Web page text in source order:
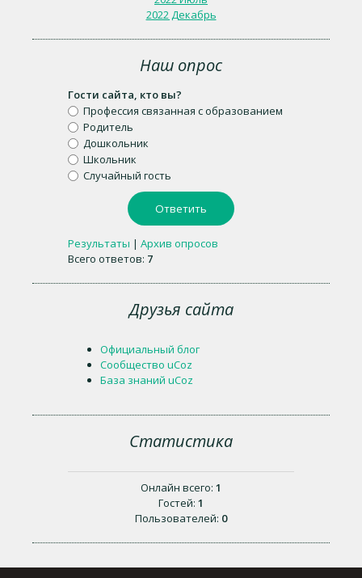
2022 Декабрь
Наш опрос
Гости сайта, кто вы?
Профессия связанная с образованием
Родитель
Дошкольник
Школьник
Случайный гость
Результаты | Архив опросов
Всего ответов: 7
Друзья сайта
Официальный блог
Сообщество uCoz
База знаний uCoz
Статистика
Онлайн всего: 1
Гостей: 1
Пользователей: 0